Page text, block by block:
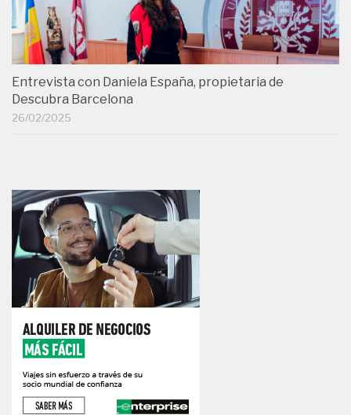
Entrevista con Daniela España, propietaria de
Descubra Barcelona
26/02/2025